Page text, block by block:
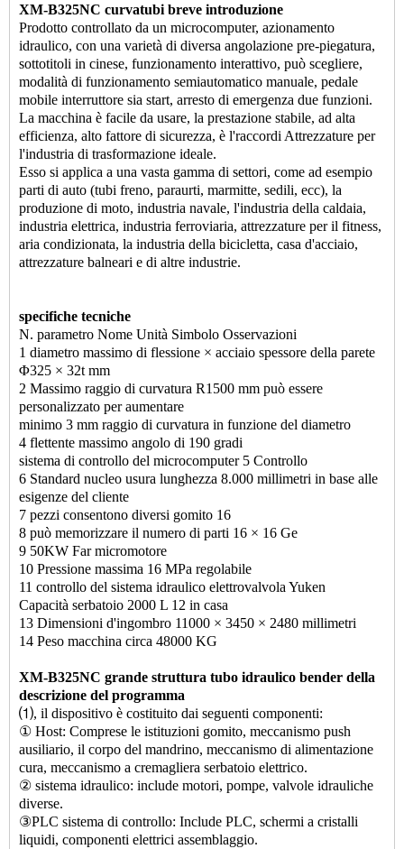
XM-B325NC curvatubi breve introduzione
Prodotto controllato da un microcomputer, azionamento
idraulico, con una varietà di diversa angolazione pre-piegatura,
sottotitoli in cinese, funzionamento interattivo, può scegliere,
modalità di funzionamento semiautomatico manuale, pedale
mobile interruttore sia start, arresto di emergenza due funzioni.
La macchina è facile da usare, la prestazione stabile, ad alta
efficienza, alto fattore di sicurezza, è l'raccordi Attrezzature per
l'industria di trasformazione ideale.
Esso si applica a una vasta gamma di settori, come ad esempio
parti di auto (tubi freno, paraurti, marmitte, sedili, ecc), la
produzione di moto, industria navale, l'industria della caldaia,
industria elettrica, industria ferroviaria, attrezzature per il fitness,
aria condizionata, la industria della bicicletta, casa d'acciaio,
attrezzature balneari e di altre industrie.
specifiche tecniche
N. parametro Nome Unità Simbolo Osservazioni
1 diametro massimo di flessione × acciaio spessore della parete
Φ325 × 32t mm
2 Massimo raggio di curvatura R1500 mm può essere
personalizzato per aumentare
minimo 3 mm raggio di curvatura in funzione del diametro
4 flettente massimo angolo di 190 gradi
sistema di controllo del microcomputer 5 Controllo
6 Standard nucleo usura lunghezza 8.000 millimetri in base alle
esigenze del cliente
7 pezzi consentono diversi gomito 16
8 può memorizzare il numero di parti 16 × 16 Ge
9 50KW Far micromotore
10 Pressione massima 16 MPa regolabile
11 controllo del sistema idraulico elettrovalvola Yuken
Capacità serbatoio 2000 L 12 in casa
13 Dimensioni d'ingombro 11000 × 3450 × 2480 millimetri
14 Peso macchina circa 48000 KG
XM-B325NC grande struttura tubo idraulico bender della
descrizione del programma
⑴, il dispositivo è costituito dai seguenti componenti:
① Host: Comprese le istituzioni gomito, meccanismo push
ausiliario, il corpo del mandrino, meccanismo di alimentazione
cura, meccanismo a cremagliera serbatoio elettrico.
② sistema idraulico: include motori, pompe, valvole idrauliche
diverse.
③PLC sistema di controllo: Include PLC, schermi a cristalli
liquidi, componenti elettrici assemblaggio.